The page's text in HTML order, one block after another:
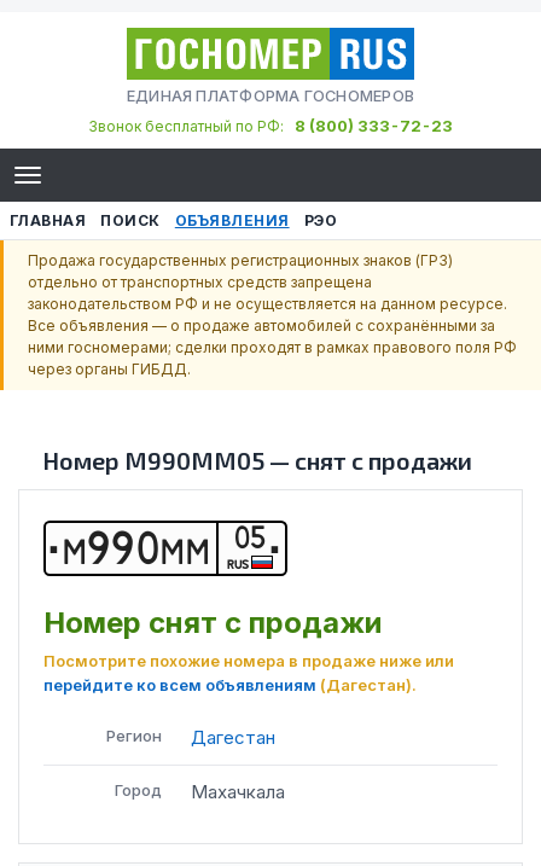
ЕДИНАЯ ПЛАТФОРМА ГОСНОМЕРОВ
Звонок бесплатный по РФ:
8 (800) 333-72-23
ГЛАВНАЯ ПОИСК ОБЪЯВЛЕНИЯ РЭО
Продажа государственных регистрационных знаков (ГРЗ)
отдельно от транспортных средств запрещена
законодательством РФ и не осуществляется на данном ресурсе.
Все объявления — о продаже автомобилей с сохранёнными за
ними госномерами; сделки проходят в рамках правового поля РФ
через органы ГИБДД.
Номер М990ММ05 — снят с продажи
М990ММ 05
RUS
Номер снят с продажи
Посмотрите похожие номера в продаже ниже или
перейдите ко всем объявлениям (Дагестан).
Регион Дагестан
Город Махачкала